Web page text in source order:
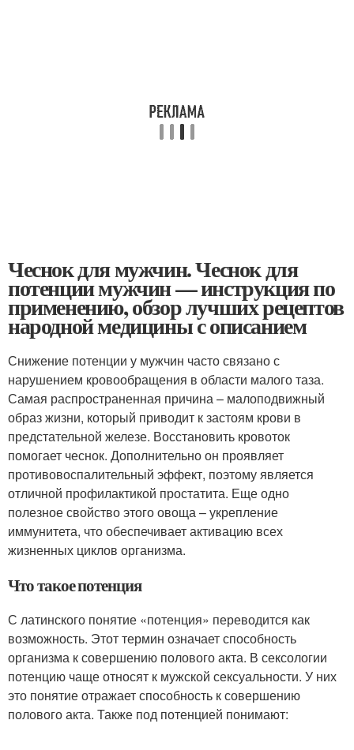
Чеснок для мужчин. Чеснок для
потенции мужчин — инструкция по
применению, обзор лучших рецептов
народной медицины с описанием
Снижение потенции у мужчин часто связано с
нарушением кровообращения в области малого таза.
Самая распространенная причина – малоподвижный
образ жизни, который приводит к застоям крови в
предстательной железе. Восстановить кровоток
помогает чеснок. Дополнительно он проявляет
противовоспалительный эффект, поэтому является
отличной профилактикой простатита. Еще одно
полезное свойство этого овоща – укрепление
иммунитета, что обеспечивает активацию всех
жизненных циклов организма.
Что такое потенция
С латинского понятие «потенция» переводится как
возможность. Этот термин означает способность
организма к совершению полового акта. В сексологии
потенцию чаще относят к мужской сексуальности. У них
это понятие отражает способность к совершению
полового акта. Также под потенцией понимают: